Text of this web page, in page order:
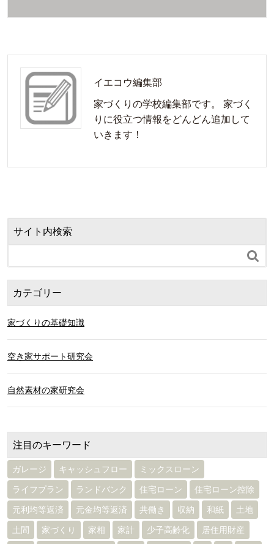
イエコウ編集部
家づくりの学校編集部です。 家づく
りに役立つ情報をどんどん追加して
いきます！
サイト内検索

カテゴリー
家づくりの基礎知識
空き家サポート研究会
自然素材の家研究会
注目のキーワード
ガレージ キャッシュフロー ミックスローン
ライフプラン ランドバンク 住宅ローン 住宅ローン控除
元利均等返済 元金均等返済 共働き 収納 和紙 土地
土間 家づくり 家相 家計 少子高齢化 居住用財産